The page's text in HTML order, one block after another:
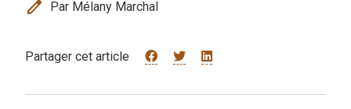
edit Par Mélany Marchal
Partager cet article